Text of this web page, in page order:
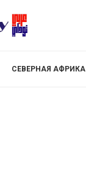
СЕВЕРНАЯ АФРИКА